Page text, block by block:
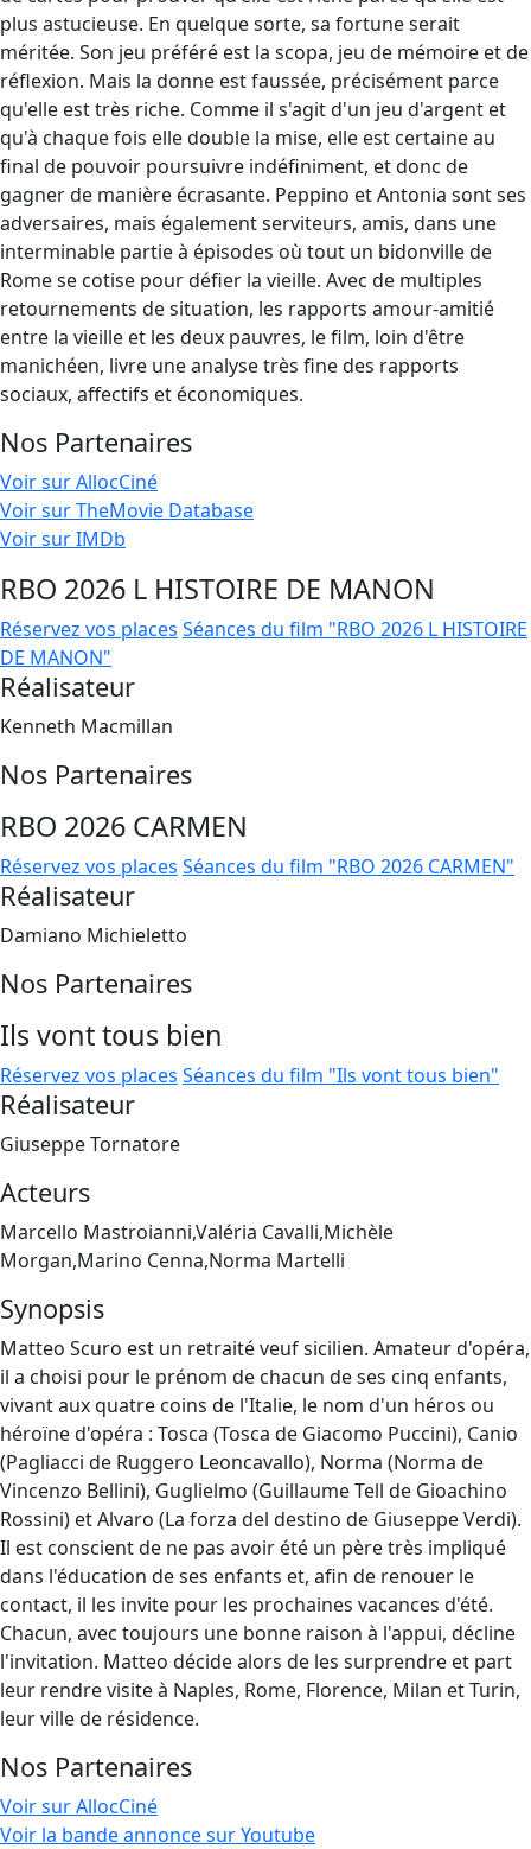
plus astucieuse. En quelque sorte, sa fortune serait
méritée. Son jeu préféré est la scopa, jeu de mémoire et de
réflexion. Mais la donne est faussée, précisément parce
qu'elle est très riche. Comme il s'agit d'un jeu d'argent et
qu'à chaque fois elle double la mise, elle est certaine au
final de pouvoir poursuivre indéfiniment, et donc de
gagner de manière écrasante. Peppino et Antonia sont ses
adversaires, mais également serviteurs, amis, dans une
interminable partie à épisodes où tout un bidonville de
Rome se cotise pour défier la vieille. Avec de multiples
retournements de situation, les rapports amour-amitié
entre la vieille et les deux pauvres, le film, loin d'être
manichéen, livre une analyse très fine des rapports
sociaux, affectifs et économiques.
Nos Partenaires
Voir sur AllocCiné
Voir sur TheMovie Database
Voir sur IMDb
RBO 2026 L HISTOIRE DE MANON
Réservez vos places Séances du film "RBO 2026 L HISTOIRE
DE MANON"
Réalisateur
Kenneth Macmillan
Nos Partenaires
RBO 2026 CARMEN
Réservez vos places Séances du film "RBO 2026 CARMEN"
Réalisateur
Damiano Michieletto
Nos Partenaires
Ils vont tous bien
Réservez vos places Séances du film "Ils vont tous bien"
Réalisateur
Giuseppe Tornatore
Acteurs
Marcello Mastroianni,Valéria Cavalli,Michèle
Morgan,Marino Cenna,Norma Martelli
Synopsis
Matteo Scuro est un retraité veuf sicilien. Amateur d'opéra,
il a choisi pour le prénom de chacun de ses cinq enfants,
vivant aux quatre coins de l'Italie, le nom d'un héros ou
héroïne d'opéra : Tosca (Tosca de Giacomo Puccini), Canio
(Pagliacci de Ruggero Leoncavallo), Norma (Norma de
Vincenzo Bellini), Guglielmo (Guillaume Tell de Gioachino
Rossini) et Alvaro (La forza del destino de Giuseppe Verdi).
Il est conscient de ne pas avoir été un père très impliqué
dans l'éducation de ses enfants et, afin de renouer le
contact, il les invite pour les prochaines vacances d'été.
Chacun, avec toujours une bonne raison à l'appui, décline
l'invitation. Matteo décide alors de les surprendre et part
leur rendre visite à Naples, Rome, Florence, Milan et Turin,
leur ville de résidence.
Nos Partenaires
Voir sur AllocCiné
Voir la bande annonce sur Youtube